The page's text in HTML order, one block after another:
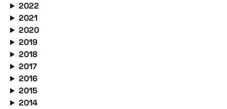
2022
2021
2020
2019
2018
2017
2016
2015
2014